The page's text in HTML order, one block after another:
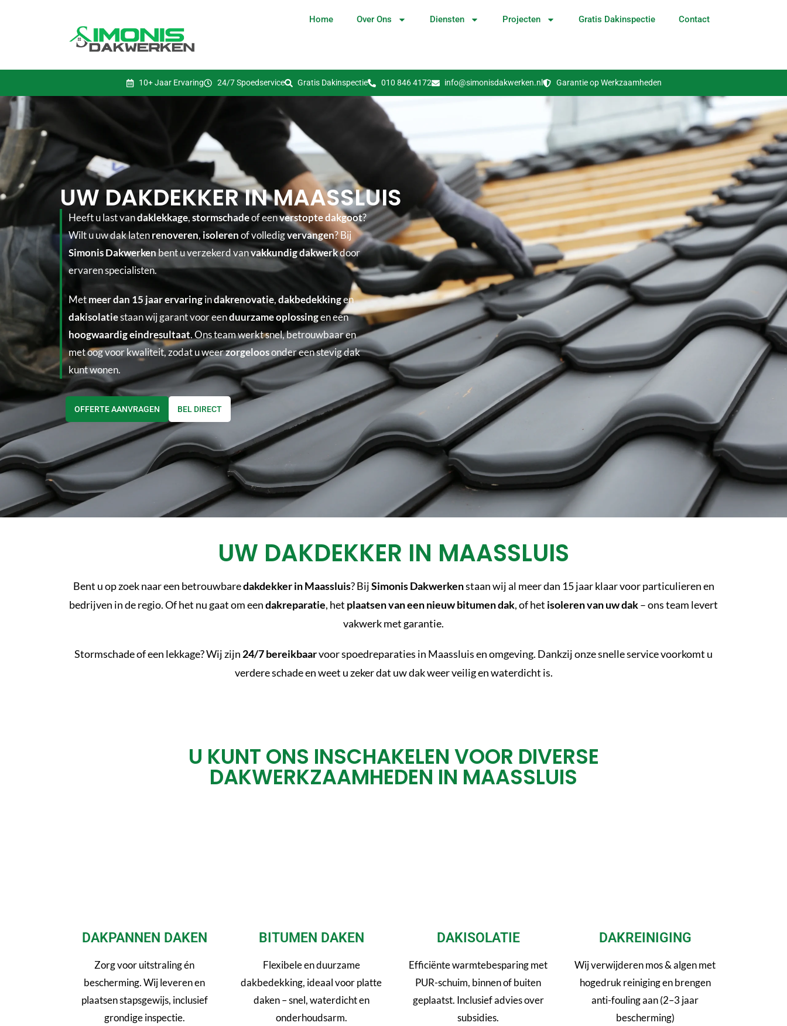
Home Over Ons Diensten Projecten Gratis Dakinspectie Contact
10+ Jaar Ervaring 24/7 Spoedservice Gratis Dakinspectie 010 846 4172 info@simonisdakwerken.nl Garantie op Werkzaamheden
UW DAKDEKKER IN MAASSLUIS
Heeft u last vandaklekkage,stormschadeof eenverstopte dakgoot?
Wilt u uw dak latenrenoveren, isolerenof volledigvervangen? Bij
Simonis Dakwerkenbent u verzekerd vanvakkundig dakwerkdoor
ervaren specialisten.
Metmeer dan 15 jaar ervaringindakrenovatie,dakbedekkingen
dakisolatiestaan wij garant voor eenduurzame oplossingen een
hoogwaardig eindresultaat. Ons team werkt snel, betrouwbaar en
met oog voor kwaliteit, zodat u weerzorgeloosonder een stevig dak
kunt wonen.
OFFERTE AANVRAGEN BEL DIRECT
UW DAKDEKKER IN MAASSLUIS
Bent u op zoek naar een betrouwbaredakdekker in Maassluis? BijSimonis Dakwerkenstaan wij al meer dan 15 jaar klaar voor particulieren en
bedrijven in de regio. Of het nu gaat om eendakreparatie, het plaatsen van een nieuw bitumen dak, of het isoleren van uw dak– ons team levert
vakwerk met garantie.
Stormschade of een lekkage? Wij zijn 24/7 bereikbaarvoor spoedreparaties in Maassluis en omgeving. Dankzij onze snelle service voorkomt u
verdere schade en weet u zeker dat uw dak weer veilig en waterdicht is.
U KUNT ONS INSCHAKELEN VOOR DIVERSE
DAKWERKZAAMHEDEN IN MAASSLUIS
DAKPANNEN DAKEN
Zorg voor uitstraling én
bescherming. Wij leveren en
plaatsen stapsgewijs, inclusief
grondige inspectie.
BITUMEN DAKEN
Flexibele en duurzame
dakbedekking, ideaal voor platte
daken – snel, waterdicht en
onderhoudsarm.
DAKISOLATIE
Efficiënte warmtebesparing met
PUR-schuim, binnen of buiten
geplaatst. Inclusief advies over
subsidies.
DAKREINIGING
Wij verwijderen mos & algen met
hogedruk reiniging en brengen
anti-fouling aan (2–3 jaar
bescherming)